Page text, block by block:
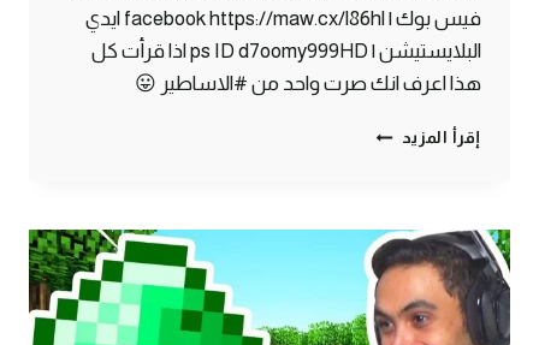
فيس بوك | facebook https://maw.cx/l86hl ايدي
البلايستيشن | ps ID d7oomy999HD اذا قرأت كل
هذا اعرف انك صرت واحد من #الاساطير 😛
إقرأ المزيد ماين
القرية
الغنية
والقرية
الفقيرة
!